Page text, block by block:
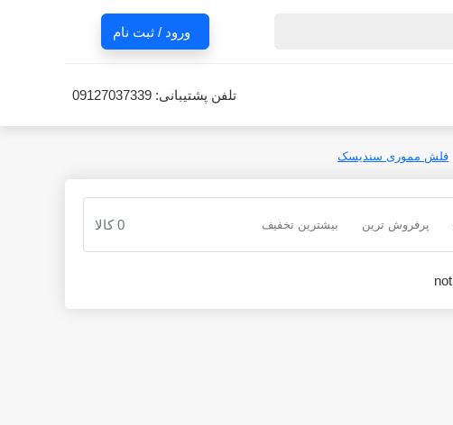
ورود / ثبت نام
تلفن پشتیبانی: 09127037339
فلش مموری سندیسک
پرفروش ترین بیشترین تخفیف 0 کالا